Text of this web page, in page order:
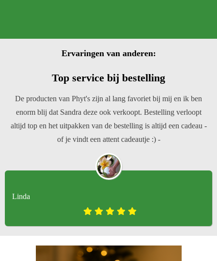
Ervaringen van anderen:
Top service bij bestelling
De producten van Phyt's zijn al lang favoriet bij mij en ik ben
enorm blij dat Sandra deze ook verkoopt. Bestelling verloopt
altijd top en het uitpakken van de bestelling is altijd een cadeau -
of je vindt een attent cadeautje :) -
Linda